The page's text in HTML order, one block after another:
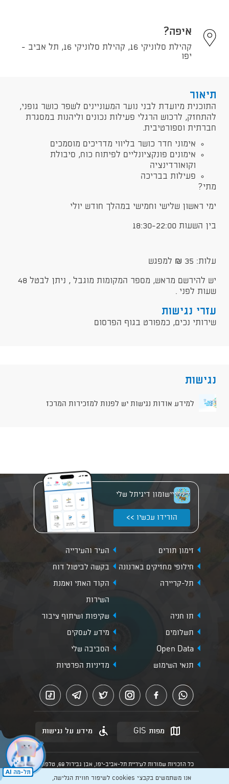
איפה?
קהילת סלוניקי 16, קהילת סלוניקי 16, תל אביב -
יפו
תיאור
התוכנית מיועדת לבני נוער המעוניינים לשפר כושר גופני,
להתחזק, לרכוש הרגלי פעילות נכונים וליהנות במסגרת
חברתית וספורטיבית.
אימוני חדר כושר בליווי מדריכים מוסמכים
אימונים פונקציונליים לפיתוח כוח, סיבולת
וקואורדינציה
פעילות בבריכה
מתי?
ימי ראשון שלישי וחמישי במהלך חודש יולי
בין השעות 18:30-22:00
עלות: 35 ₪ למפגש
יש להירשם מראש, מספר המקומות מוגבל , ניתן לבטל 48
שעות לפני .
עזרי נגישות
שירותי נכים, כמפורט בגוף הפרסום
נגישות
למידע אודות נגישות יש לפנות למזכירות המרכז
יישומון דיגיתל שלי
הורידו עכשיו >>
זימון תורים
העיר והעירייה
חילופי מחזיקים בארנונה
בקשה לביטול דוח
תל-קריירה
הקוד האתי ואמנת
השירות
תו חניה
שקיפות ושיתוף ציבור
תשלומים
מידע לעסקים
Open Data
הסביבה שלי
תנאי השימוש
מדיניות הפרטיות
מפות GIS מידע על נגישות
כל הזכויות שמורות לעיריית תל-אביב-יפו, אבן גבירול 69, טלפון:
הנוסח המחייב הוא זה הקבוע בהוראות הדין הרלוונטיות כפי שתהיינה
אנו משתמשים בקבצי cookies לשיפור חווית הגלישה,